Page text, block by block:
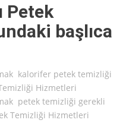
Petek
başlıca
kalorifer petek temizliği
Hizmetleri
petek temizliği gerekli
Temizliği Hizmetleri